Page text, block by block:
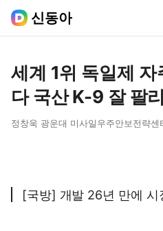
신동아
세계 1위 독일제
다 국산 K-9 잘 팔
정창욱 광운대 미사일우주안보전략센
[국방] 개발 26년 만에 시